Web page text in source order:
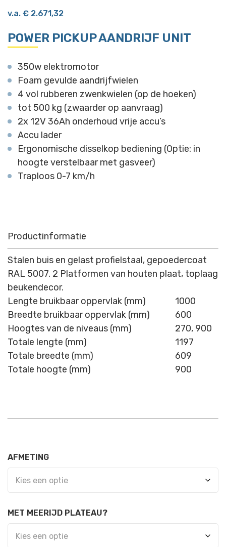
v.a. € 2.671,32
POWER PICKUP AANDRIJF UNIT
350w elektromotor
Foam gevulde aandrijfwielen
4 vol rubberen zwenkwielen (op de hoeken)
tot 500 kg (zwaarder op aanvraag)
2x 12V 36Ah onderhoud vrije accu’s
Accu lader
Ergonomische disselkop bediening (Optie: in
hoogte verstelbaar met gasveer)
Traploos 0-7 km/h
Productinformatie
Stalen buis en gelast profielstaal, gepoedercoat
RAL 5007. 2 Platformen van houten plaat, toplaag
beukendecor.
Lengte bruikbaar oppervlak (mm)
1000
Breedte bruikbaar oppervlak (mm)
600
Hoogtes van de niveaus (mm)
270, 900
Totale lengte (mm)
1197
Totale breedte (mm)
609
Totale hoogte (mm)
900
AFMETING
MET MEERIJD PLATEAU?